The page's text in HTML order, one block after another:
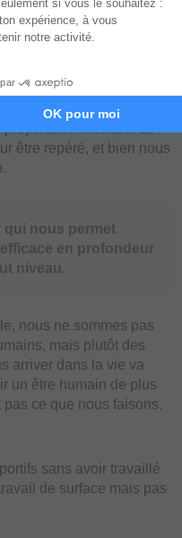
mental va avoir plein
ces outils de la
ne travaillent pas
Haute Performance,
mentale. Et
être repéré, et bien nous
qui nous permet
en profondeur
niveau.
nous ne sommes pas
mais plutôt des
arriver dans la vie va
un être humain de plus
pas ce que nous faisons,
sans avoir travaillé
de surface mais pas